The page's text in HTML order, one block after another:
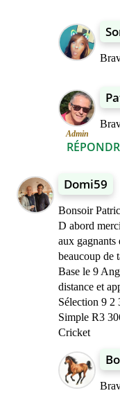
Admin
Domi59
Bonsoir
D abord
aux
beaucoup de
Base le 9
distance et
Sélection 9 2
Simple R3
Cricket